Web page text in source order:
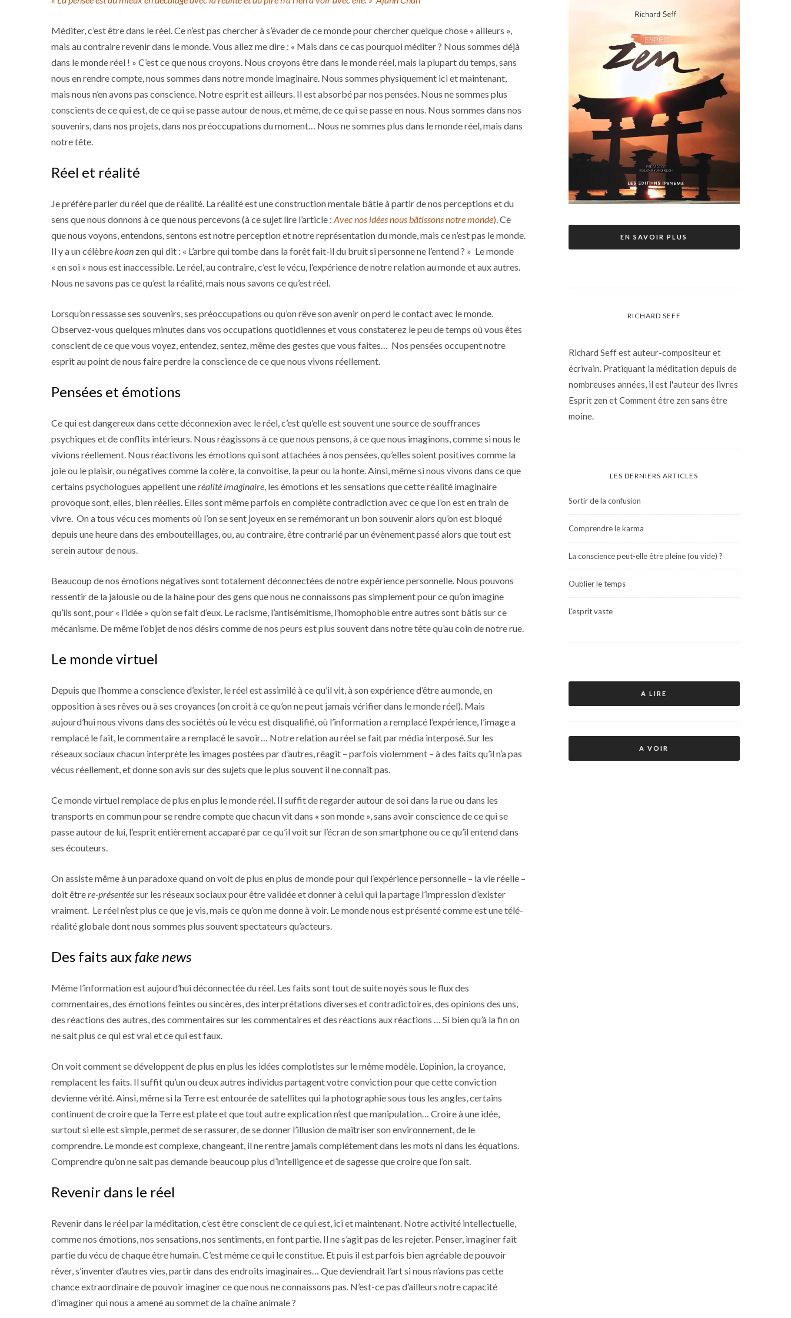
Méditer, c’est être dans le réel. Ce n’est pas chercher à s’évader de ce monde pour chercher quelque chose « ailleurs »,
mais au contraire revenir dans le monde. Vous allez me dire : « Mais dans ce cas pourquoi méditer ? Nous sommes déjà
dans le monde réel ! » C’est ce que nous croyons. Nous croyons être dans le monde réel, mais la plupart du temps, sans
nous en rendre compte, nous sommes dans notre monde imaginaire. Nous sommes physiquement ici et maintenant,
mais nous n’en avons pas conscience. Notre esprit est ailleurs. Il est absorbé par nos pensées. Nous ne sommes plus
conscients de ce qui est, de ce qui se passe autour de nous, et même, de ce qui se passe en nous. Nous sommes dans nos
souvenirs, dans nos projets, dans nos préoccupations du moment… Nous ne sommes plus dans le monde réel, mais dans
notre tête.
Réel et réalité
Je préfère parler du réel que de réalité. La réalité est une construction mentale bâtie à partir de nos perceptions et du
sens que nous donnons à ce que nous percevons (à ce sujet lire l’article : Avec nos idées nous bâtissons notre monde). Ce
que nous voyons, entendons, sentons est notre perception et notre représentation du monde, mais ce n’est pas le monde.
Il y a un célèbrekoan zen qui dit : « L’arbre qui tombe dans la forêt fait-il du bruit si personne ne l’entend ? » Le monde
« en soi » nous est inaccessible. Le réel, au contraire, c’est le vécu, l’expérience de notre relation au monde et aux autres.
Nous ne savons pas ce qu’est la réalité, mais nous savons ce qu’est réel.
Lorsqu’on ressasse ses souvenirs, ses préoccupations ou qu’on rêve son avenir on perd le contact avec le monde.
Observez-vous quelques minutes dans vos occupations quotidiennes et vous constaterez le peu de temps où vous êtes
conscient de ce que vous voyez, entendez, sentez, même des gestes que vous faites… Nos pensées occupent notre
esprit au point de nous faire perdre la conscience de ce que nous vivons réellement.
Pensées et émotions
Ce qui est dangereux dans cette déconnexion avec le réel, c’est qu’elle est souvent une source de souffrances
psychiques et de conflits intérieurs. Nous réagissons à ce que nous pensons, à ce que nous imaginons, comme si nous le
vivions réellement. Nous réactivons les émotions qui sont attachées à nos pensées, qu’elles soient positives comme la
joie ou le plaisir, ou négatives comme la colère, la convoitise, la peur ou la honte. Ainsi, même si nous vivons dans ce que
certains psychologues appellent uneréalité imaginaire, les émotions et les sensations que cette réalité imaginaire
provoque sont, elles, bien réelles. Elles sont même parfois en complète contradiction avec ce que l’on est en train de
vivre. On a tous vécu ces moments où l’on se sent joyeux en se remémorant un bon souvenir alors qu’on est bloqué
depuis une heure dans des embouteillages, ou, au contraire, être contrarié par un évènement passé alors que tout est
serein autour de nous.
Beaucoup de nos émotions négatives sont totalement déconnectées de notre expérience personnelle. Nous pouvons
ressentir de la jalousie ou de la haine pour des gens que nous ne connaissons pas simplement pour ce qu’on imagine
qu’ils sont, pour « l’idée » qu’on se fait d’eux. Le racisme, l’antisémitisme, l’homophobie entre autres sont bâtis sur ce
mécanisme. De même l’objet de nos désirs comme de nos peurs est plus souvent dans notre tête qu’au coin de notre rue.
Le monde virtuel
Depuis que l’homme a conscience d’exister, le réel est assimilé à ce qu’il vit, à son expérience d’être au monde, en
opposition à ses rêves ou à ses croyances (on croit à ce qu’on ne peut jamais vérifier dans le monde réel). Mais
aujourd’hui nous vivons dans des sociétés où le vécu est disqualifié, où l’information a remplacé l’expérience, l’image a
remplacé le fait, le commentaire a remplacé le savoir… Notre relation au réel se fait par média interposé. Sur les
réseaux sociaux chacun interprète les images postées par d’autres, réagit – parfois violemment – à des faits qu’il n’a pas
vécus réellement, et donne son avis sur des sujets que le plus souvent il ne connaît pas.
Ce monde virtuel remplace de plus en plus le monde réel. Il suffit de regarder autour de soi dans la rue ou dans les
transports en commun pour se rendre compte que chacun vit dans « son monde », sans avoir conscience de ce qui se
passe autour de lui, l’esprit entièrement accaparé par ce qu’il voit sur l’écran de son smartphone ou ce qu’il entend dans
ses écouteurs.
On assiste même à un paradoxe quand on voit de plus en plus de monde pour qui l’expérience personnelle – la vie réelle –
doit êtrere-présentéesur les réseaux sociaux pour être validée et donner à celui qui la partage l’impression d’exister
vraiment. Le réel n’est plus ce que je vis, mais ce qu’on me donne à voir. Le monde nous est présenté comme est une télé-
réalité globale dont nous sommes plus souvent spectateurs qu’acteurs.
Des faits auxfake news
Même l’information est aujourd’hui déconnectée du réel. Les faits sont tout de suite noyés sous le flux des
commentaires, des émotions feintes ou sincères, des interprétations diverses et contradictoires, des opinions des uns,
des réactions des autres, des commentaires sur les commentaires et des réactions aux réactions … Si bien qu’à la fin on
ne sait plus ce qui est vrai et ce qui est faux.
On voit comment se développent de plus en plus les idées complotistes sur le même modèle. L’opinion, la croyance,
remplacent les faits. Il suffit qu’un ou deux autres individus partagent votre conviction pour que cette conviction
devienne vérité. Ainsi, même si la Terre est entourée de satellites qui la photographie sous tous les angles, certains
continuent de croire que la Terre est plate et que tout autre explication n’est que manipulation… Croire à une idée,
surtout si elle est simple, permet de se rassurer, de se donner l’illusion de maîtriser son environnement, de le
comprendre. Le monde est complexe, changeant, il ne rentre jamais complétement dans les mots ni dans les équations.
Comprendre qu’on ne sait pas demande beaucoup plus d’intelligence et de sagesse que croire que l’on sait.
Revenir dans le réel
Revenir dans le réel par la méditation, c’est être conscient de ce qui est, ici et maintenant. Notre activité intellectuelle,
comme nos émotions, nos sensations, nos sentiments, en font partie. Il ne s’agit pas de les rejeter. Penser, imaginer fait
partie du vécu de chaque être humain. C’est même ce qui le constitue. Et puis il est parfois bien agréable de pouvoir
rêver, s’inventer d’autres vies, partir dans des endroits imaginaires… Que deviendrait l’art si nous n’avions pas cette
chance extraordinaire de pouvoir imaginer ce que nous ne connaissons pas. N’est-ce pas d’ailleurs notre capacité
d’imaginer qui nous a amené au sommet de la chaîne animale ?
EN SAVOIR PLUS
RICHARD SEFF
Richard Seff est auteur-compositeur et
écrivain. Pratiquant la méditation depuis de
nombreuses années, il est l'auteur des livres
Esprit zen et Comment être zen sans être
moine.
LES DERNIERS ARTICLES
Sortir de la confusion
Comprendre le karma
La conscience peut-elle être pleine (ou vide) ?
Oublier le temps
L’esprit vaste
A LIRE
A VOIR